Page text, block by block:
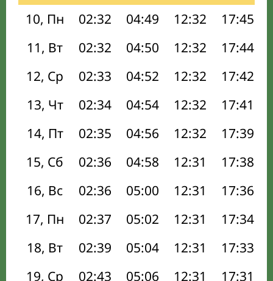
10, Пн
02:32 04:49 12:32 17:45
11, Вт
02:32 04:50 12:32 17:44
12, Ср
02:33 04:52 12:32 17:42
13, Чт
02:34 04:54 12:32 17:41
14, Пт
02:35 04:56 12:32 17:39
15, Сб
02:36 04:58 12:31 17:38
16, Вс
02:36 05:00 12:31 17:36
17, Пн
02:37 05:02 12:31 17:34
18, Вт
02:39 05:04 12:31 17:33
19, Ср
02:43 05:06 12:31 17:31